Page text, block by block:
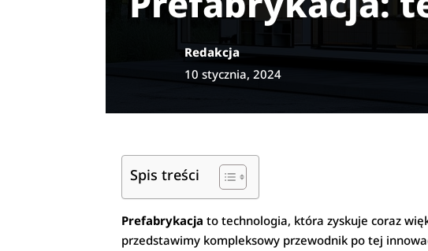
Redakcja
10 stycznia, 2024
Spis treści
Prefabrykacja to technologia, która zyskuje coraz
przedstawimy kompleksowy przewodnik po tej